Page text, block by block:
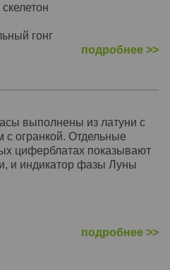
гонг
подробнее >>
выполнены из латуни с
огранкой. Отдельные
циферблатах показывают
и индикатор фазы Луны
подробнее >>